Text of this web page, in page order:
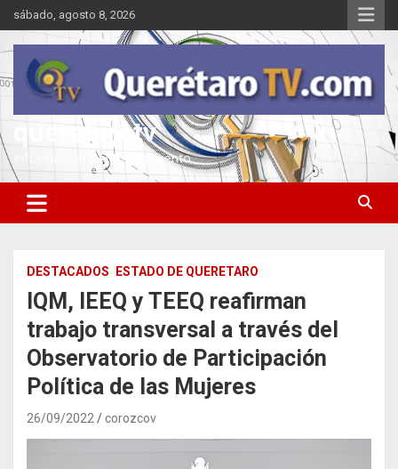
Saltar
al
contenido
sábado, agosto 8, 2026
queretarotv
Información y entretenimiento
DESTACADOS ESTADO DE QUERETARO
IQM, IEEQ y TEEQ reafirman
trabajo transversal a través del
Observatorio de Participación
Política de las Mujeres
26/09/2022 corozcov